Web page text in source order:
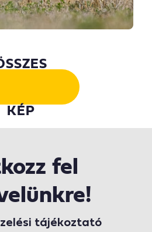
KÉP
fel
tájékoztató